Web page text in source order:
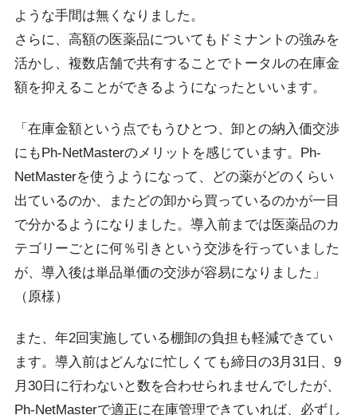
ような手間は無くなりました。
さらに、高額の医薬品についてもドミナントの強みを
活かし、複数店舗で共有することでトータルの在庫金
額を抑えることができるようになったといいます。
「在庫金額という点でもうひとつ、卸との納入価交渉
にもPh-NetMasterのメリットを感じています。Ph-
NetMasterを使うようになって、どの薬がどのくらい
出ているのか、またどの卸から買っているのかが一目
で分かるようになりました。導入前までは医薬品のカ
テゴリーごとに何％引きという交渉を行っていました
が、導入後は単品単価の交渉が容易になりました」
（原様）
また、年2回実施している棚卸の負担も軽減できてい
ます。導入前はどんなに忙しくても締日の3月31日、9
月30日に行わないと数を合わせられませんでしたが、
Ph-NetMasterで適正に在庫管理できていれば、必ずし